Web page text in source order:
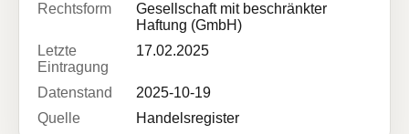
Rechtsform
Gesellschaft mit beschränkter
Haftung (GmbH)
Letzte
Eintragung
17.02.2025
Datenstand
2025-10-19
Quelle
Handelsregister